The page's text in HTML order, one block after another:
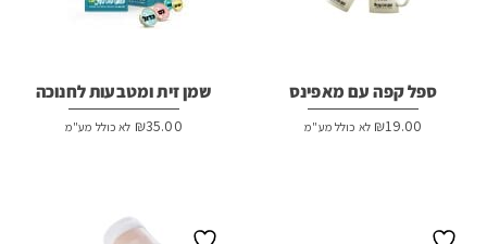
ספל קפה עם מאפינס
₪19.00 לא כולל מע"מ
שמן זית ומטבעות לחנוכה
₪35.00 לא כולל מע"מ